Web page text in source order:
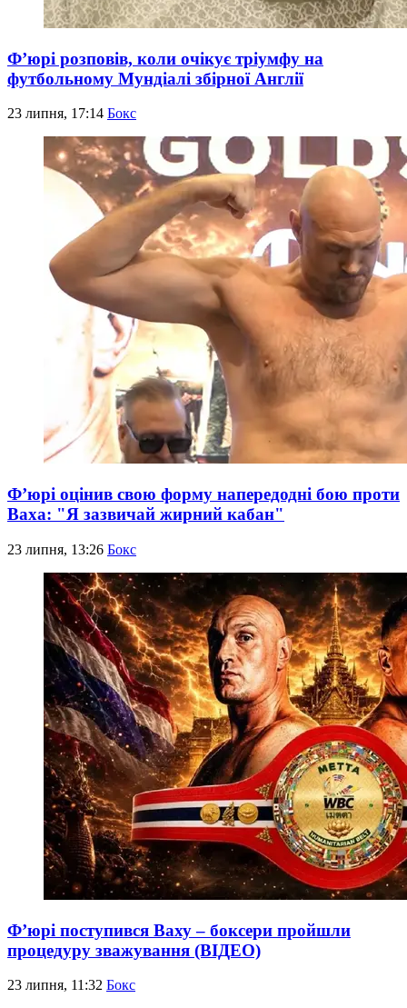
Ф’юрі розповів, коли очікує тріумфу на
футбольному Мундіалі збірної Англії
23 липня, 17:14 Бокс
Ф’юрі оцінив свою форму напередодні бою проти
Ваха: "Я зазвичай жирний кабан"
23 липня, 13:26 Бокс
Фʼюрі поступився Ваху – боксери пройшли
процедуру зважування (ВІДЕО)
23 липня, 11:32 Бокс